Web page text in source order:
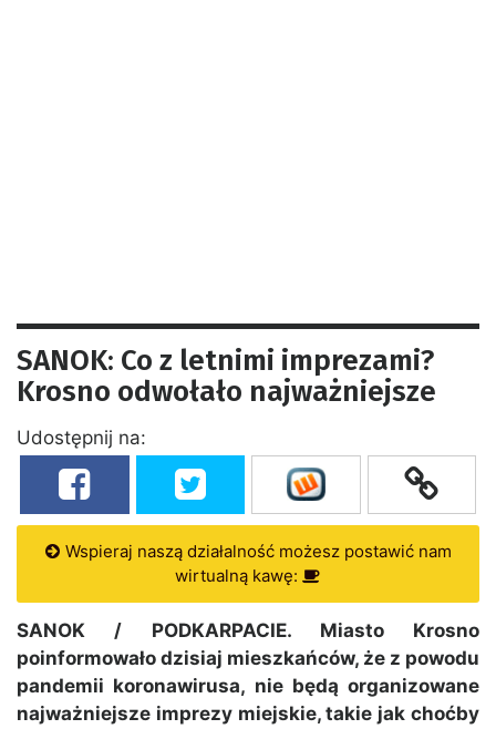
SANOK: Co z letnimi imprezami?
Krosno odwołało najważniejsze
Udostępnij na:
Wspieraj naszą działalność możesz postawić nam
wirtualną kawę:
SANOK / PODKARPACIE. Miasto Krosno
poinformowało dzisiaj mieszkańców, że z powodu
pandemii koronawirusa, nie będą organizowane
najważniejsze imprezy miejskie, takie jak choćby